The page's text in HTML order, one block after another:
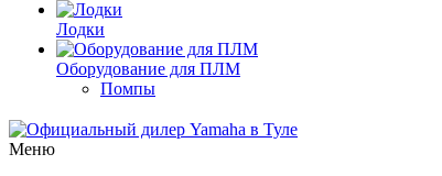
Лодки
Оборудование для ПЛМ
Помпы
Меню